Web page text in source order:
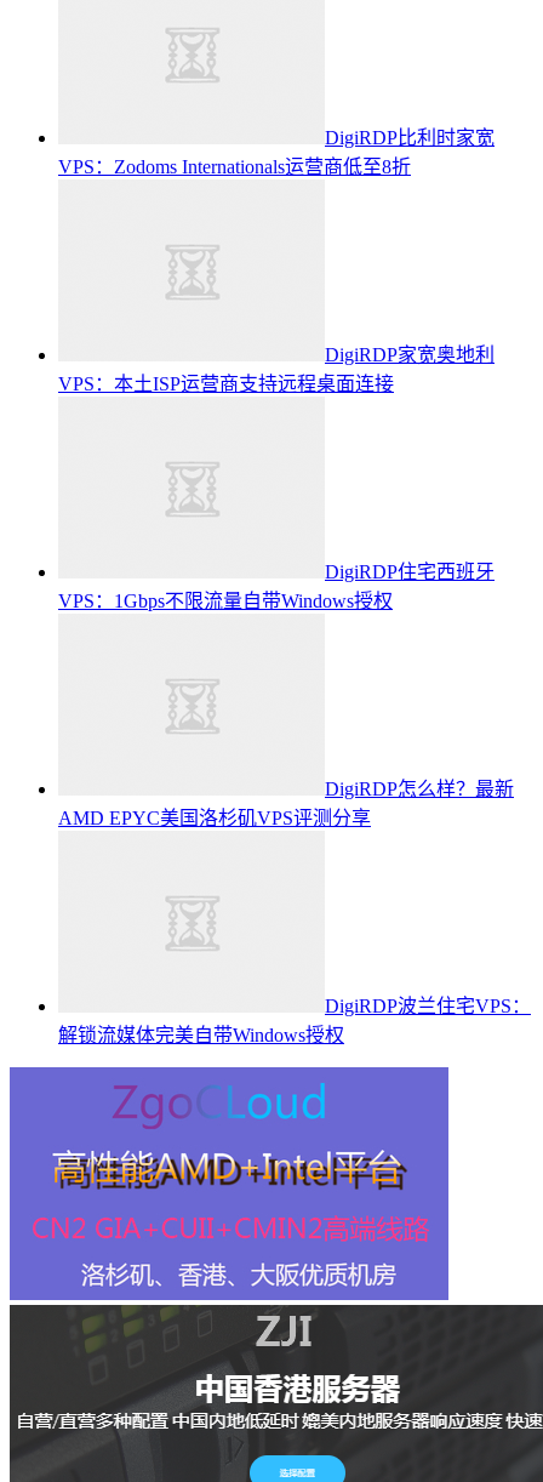
DigiRDP比利时家宽
VPS：Zodoms Internationals运营商低至8折
DigiRDP家宽奥地利
VPS：本土ISP运营商支持远程桌面连接
DigiRDP住宅西班牙
VPS：1Gbps不限流量自带Windows授权
DigiRDP怎么样？最新
AMD EPYC美国洛杉矶VPS评测分享
DigiRDP波兰住宅VPS：
解锁流媒体完美自带Windows授权